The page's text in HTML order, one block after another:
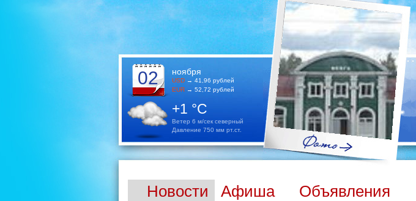
02 ноября
USD → 41,96 рублей
EUR → 52,72 рублей
+1 °C
Ветер 6 м/сек северный
Давление 750 мм рт.ст.
Новости Афиша Объявления